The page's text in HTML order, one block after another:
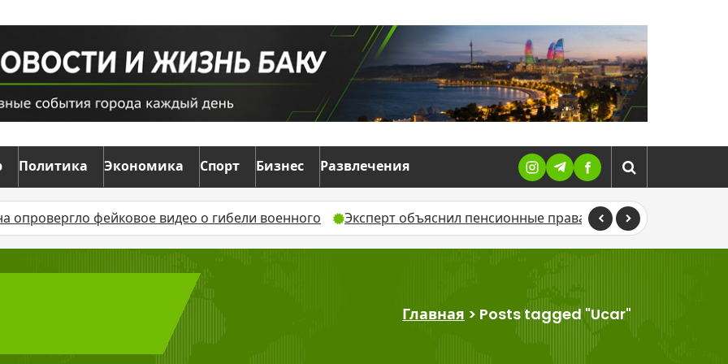
Политика Экономика Спорт Бизнес Развлечения
фейковое видео о гибели военного Эксперт объяснил пенсионные права азербайджанцев,
Главная > Posts tagged "Ucar"